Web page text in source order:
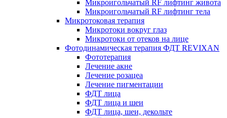
Микроигольчатый RF лифтинг живота
Микроигольчатый RF лифтинг тела
Микротоковая терапия
Микротоки вокруг глаз
Микротоки от отеков на лице
Фотодинамическая терапия ФДТ REVIXAN
Фототерапия
Лечение акне
Лечение розацеа
Лечение пигментации
ФДТ лица
ФДТ лица и шеи
ФДТ лица, шеи, декольте